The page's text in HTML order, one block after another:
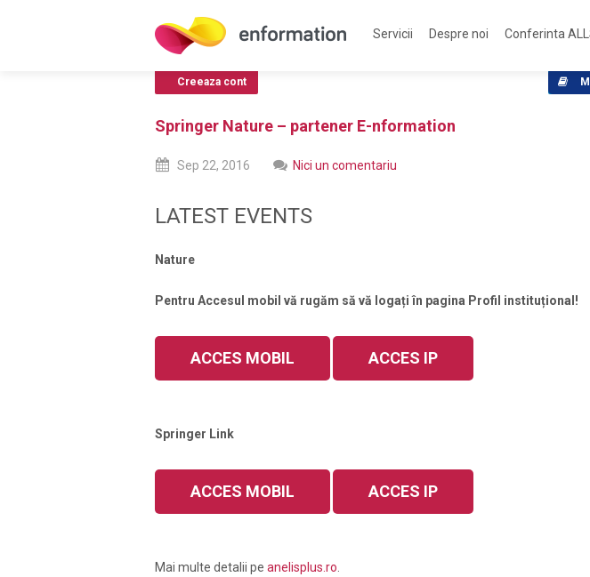
Servicii Despre noi Conferinta
Springer Nature – partener E-nformation
Sep 22, 2016 Nici un comentariu
LATEST EVENTS
Nature
Pentru Accesul mobil vă rugăm să vă logați în pagina Profil instituțional!
ACCES MOBIL ACCES IP
Springer Link
ACCES MOBIL ACCES IP
Mai multe detalii pe anelisplus.ro
Creeaza cont